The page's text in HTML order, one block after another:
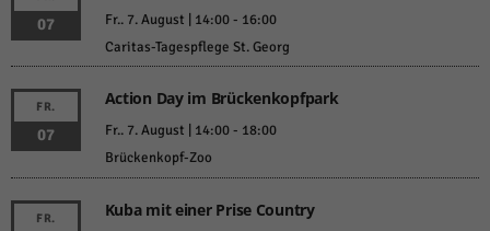
07 Fr.. 7. August | 14:00- 16:00
Caritas-Tagespflege St. Georg
FR.
07
Action Day im Brückenkopfpark
Fr.. 7. August | 14:00- 18:00
Brückenkopf-Zoo
FR. Kuba mit einer Prise Country